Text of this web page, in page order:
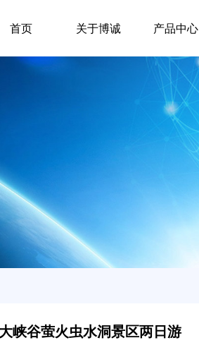
首页 关于博诚 产品中心
峡谷萤火虫水洞景区两日游